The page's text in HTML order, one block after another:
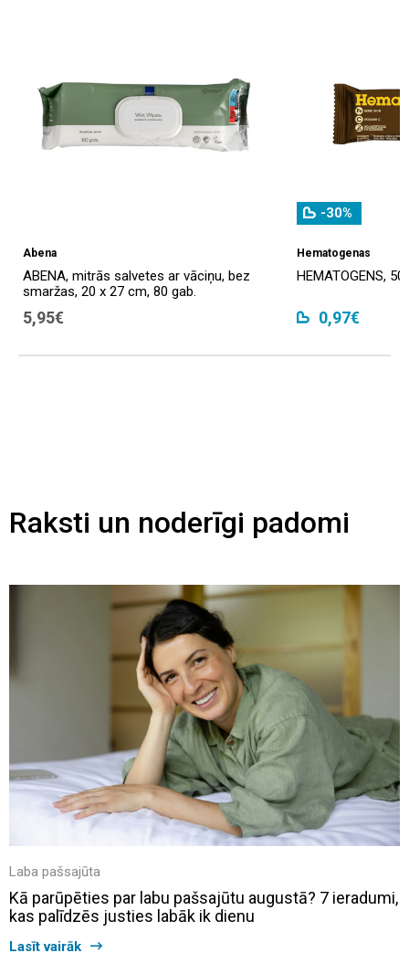
Abena
ABENA, mitrās salvetes ar vāciņu, bez
smaržas, 20 x 27 cm, 80 gab.
5,95€
-30%
Hematogenas
HEMATOGENS, 50
0,97€
Raksti un noderīgi padomi
Laba pašsajūta
Kā parūpēties par labu pašsajūtu augustā? 7 ieradumi,
kas palīdzēs justies labāk ik dienu
Lasīt vairāk